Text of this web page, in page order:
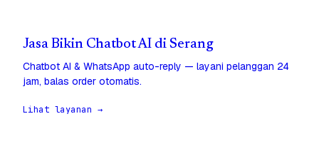
Jasa Bikin Chatbot AI di Serang
Chatbot AI & WhatsApp auto-reply — layani pelanggan 24
jam, balas order otomatis.
Lihat layanan →